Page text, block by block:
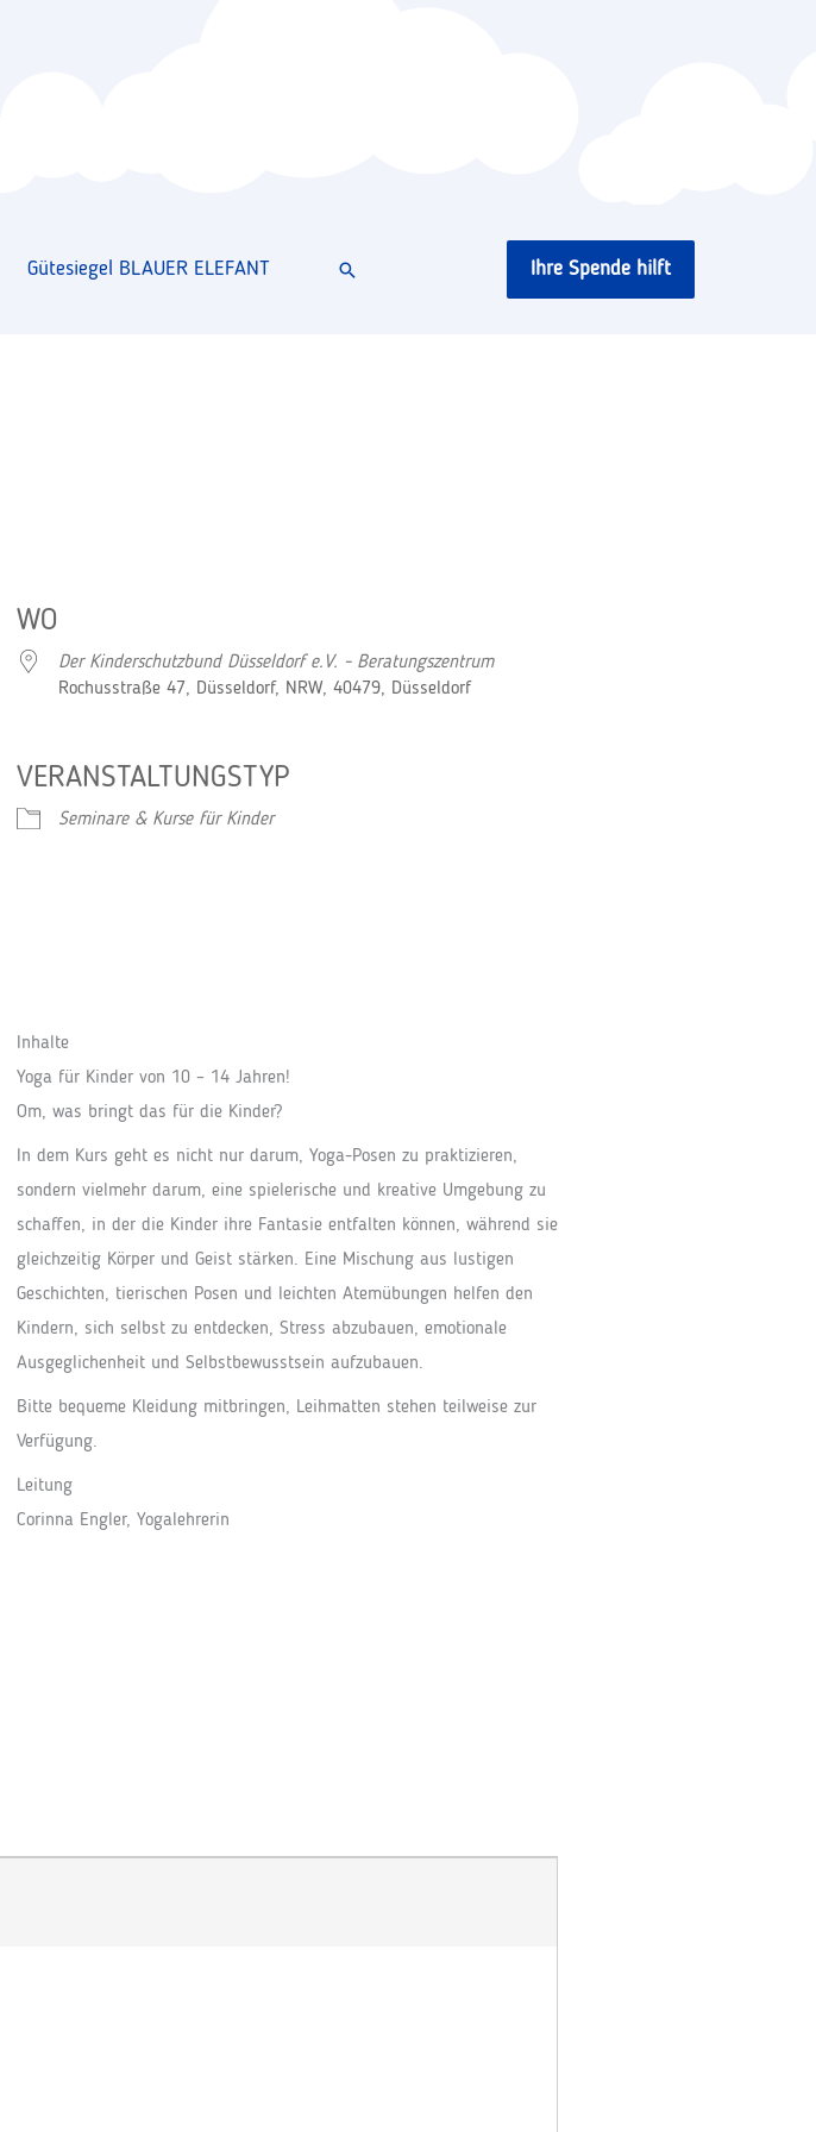
Gütesiegel BLAUER ELEFANT Suchen Ihre Spende hilft
WO
Der Kinderschutzbund Düsseldorf e.V. - Beratungszentrum
Rochusstraße 47, Düsseldorf, NRW, 40479, Düsseldorf
VERANSTALTUNGSTYP
Seminare & Kurse für Kinder
Inhalte
Yoga für Kinder von 10 – 14 Jahren!
Om, was bringt das für die Kinder?
In dem Kurs geht es nicht nur darum, Yoga-Posen zu praktizieren,
sondern vielmehr darum, eine spielerische und kreative Umgebung zu
schaffen, in der die Kinder ihre Fantasie entfalten können, während sie
gleichzeitig Körper und Geist stärken. Eine Mischung aus lustigen
Geschichten, tierischen Posen und leichten Atemübungen helfen den
Kindern, sich selbst zu entdecken, Stress abzubauen, emotionale
Ausgeglichenheit und Selbstbewusstsein aufzubauen.
Bitte bequeme Kleidung mitbringen, Leihmatten stehen teilweise zur
Verfügung.
Leitung
Corinna Engler, Yogalehrerin